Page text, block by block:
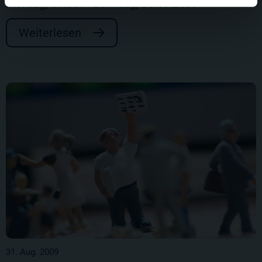
Montag, 31.08. - Sonntag, 06.09.2009
Weiterlesen
31. Aug. 2009